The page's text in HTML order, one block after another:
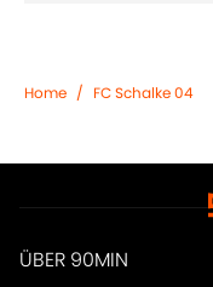
Home / FC Schalke 04
ÜBER 90MIN